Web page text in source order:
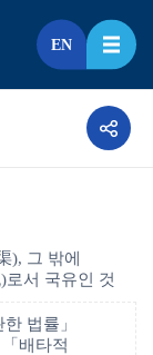
EN
), 그 밖에
로서 국유인 것
법률」
배타적